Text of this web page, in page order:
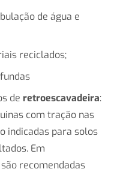
de água e
reciclados;
de retroescavadeira:
com tração nas
indicadas para solos
Em
recomendadas